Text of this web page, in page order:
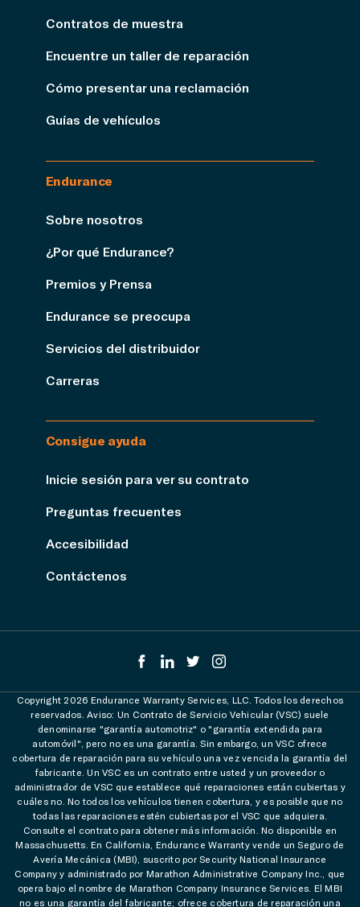
Contratos de muestra
Encuentre un taller de reparación
Cómo presentar una reclamación
Guías de vehículos
Endurance
Sobre nosotros
¿Por qué Endurance?
Premios y Prensa
Endurance se preocupa
Servicios del distribuidor
Carreras
Consigue ayuda
Inicie sesión para ver su contrato
Preguntas frecuentes
Accesibilidad
Contáctenos
Copyright 2026 Endurance Warranty Services, LLC. Todos los derechos
reservados. Aviso: Un Contrato de Servicio Vehicular (VSC) suele
denominarse "garantía automotriz" o "garantía extendida para
automóvil", pero no es una garantía. Sin embargo, un VSC ofrece
cobertura de reparación para su vehículo una vez vencida la garantía del
fabricante. Un VSC es un contrato entre usted y un proveedor o
administrador de VSC que establece qué reparaciones están cubiertas y
cuáles no. No todos los vehículos tienen cobertura, y es posible que no
todas las reparaciones estén cubiertas por el VSC que adquiera.
Consulte el contrato para obtener más información. No disponible en
Massachusetts. En California, Endurance Warranty vende un Seguro de
Avería Mecánica (MBI), suscrito por Security National Insurance
Company y administrado por Marathon Administrative Company Inc., que
opera bajo el nombre de Marathon Company Insurance Services. El MBI
no es una garantía del fabricante; ofrece cobertura de reparación una